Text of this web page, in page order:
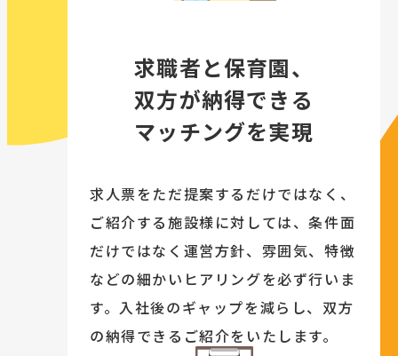
求職者と保育園、
双方が納得できる
マッチングを実現
求人票をただ提案するだけではなく、
ご紹介する施設様に対しては、条件面
だけではなく運営方針、雰囲気、特徴
などの細かいヒアリングを必ず行いま
す。入社後のギャップを減らし、双方
の納得できるご紹介をいたします。